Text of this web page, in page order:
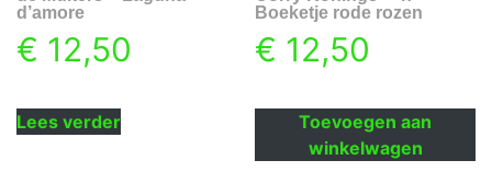
d’amore
€ 12,50
Lees verder
Boeketje rode rozen
€ 12,50
Toevoegen aan
winkelwagen